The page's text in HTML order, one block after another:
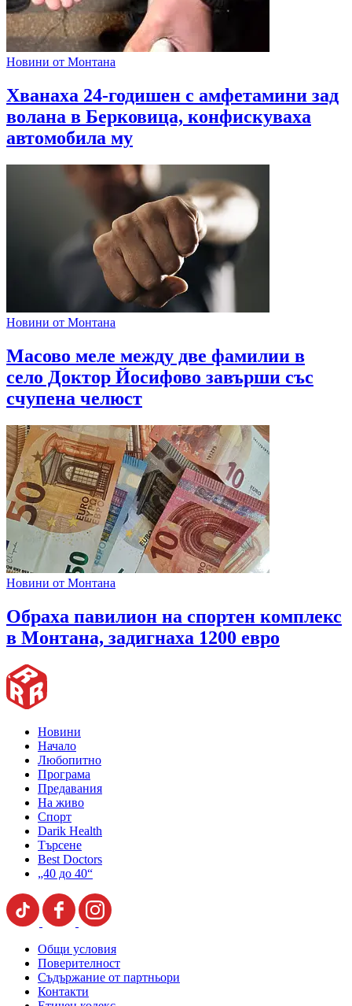
Новини от Монтана
Хванаха 24-годишен с амфетамини зад
волана в Берковица, конфискуваха
автомобила му
Новини от Монтана
Масово меле между две фамилии в
село Доктор Йосифово завърши със
счупена челюст
Новини от Монтана
Обраха павилион на спортен комплекс
в Монтана, задигнаха 1200 евро
Новини
Начало
Любопитно
Програма
Предавания
На живо
Спорт
Darik Health
Търсене
Best Doctors
„40 до 40“
Общи условия
Поверителност
Съдържание от партньори
Контакти